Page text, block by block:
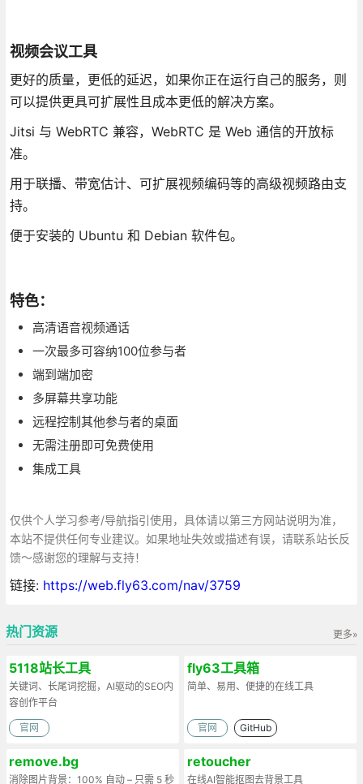
视频会议工具
更好的质量，更低的延迟，如果你正在运行自己的服务，则
可以提供更具可扩展性且成本更低的解决方案。
Jitsi 与 WebRTC 兼容，WebRTC 是 Web 通信的开放标
准。
用于联播、带宽估计、可扩展视频编码等的高级视频路由支
持。
便于安装的 Ubuntu 和 Debian 软件包。
特色：
高清语音视频通话
一次最多可容纳100位参与者
端到端加密
多屏幕共享功能
远程控制其他参与者的桌面
无需注册即可免费使用
集成工具
仅供个人学习参考/导航指引使用，具体请以第三方网站说明为准，
本站不提供任何专业建议。如果地址失效或描述有误，请联系站长反
馈～感谢您的理解与支持！
链接: https://web.fly63.com/nav/3759
更多»
热门资源
5118站长工具
关键词、长尾词挖掘，AI驱动的SEO内
容创作平台
官网
fly63工具箱
简单、易用、便捷的在线工具
官网 GitHub
remove.bg
消除图片背景：100% 自动 – 只需 5 秒
retoucher
在线AI智能抠图去背景工具